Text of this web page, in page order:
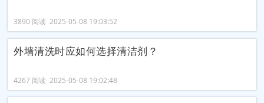
3890 阅读 2025-05-08 19:03:52
外墙清洗时应如何选择清洁剂？
4267 阅读 2025-05-08 19:02:48